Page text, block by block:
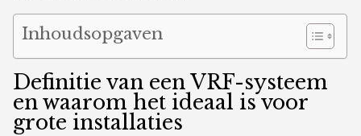
Inhoudsopgaven
Definitie van een VRF-systeem
en waarom het ideaal is voor
grote installaties